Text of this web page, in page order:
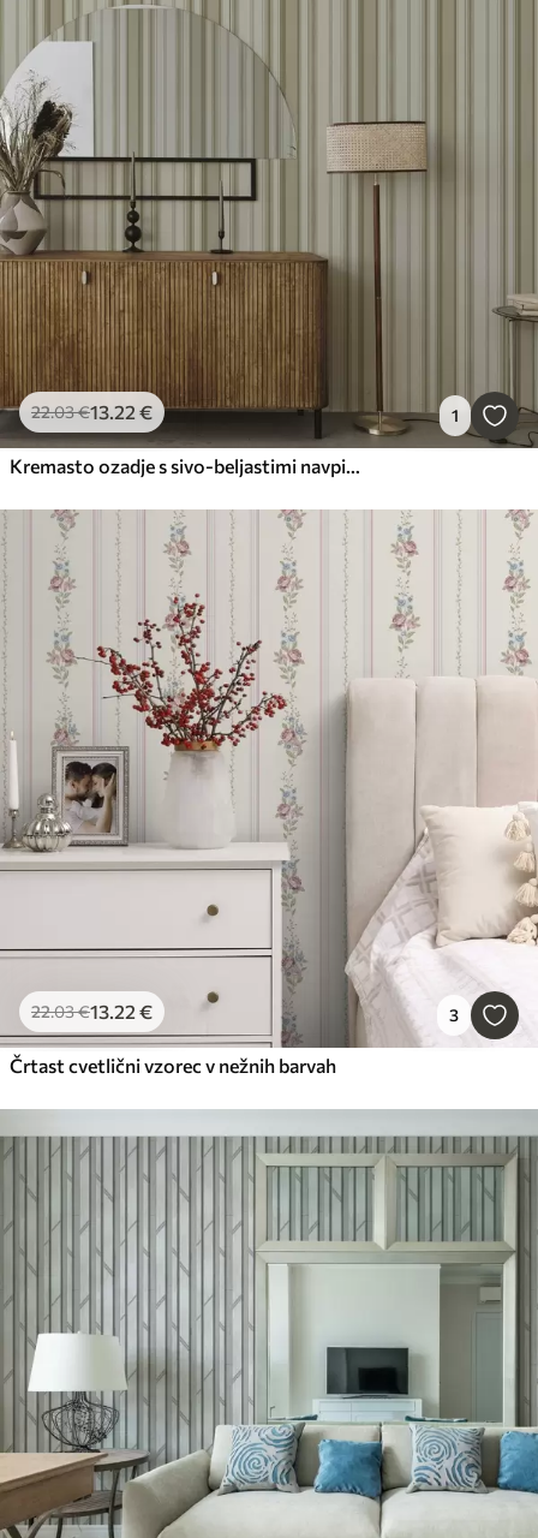
22.03€13.22€ 1
Kremasto ozadje s sivo-beljastimi navpičnimi črtami
22.03€13.22 € 3
Črtast cvetlični vzorec v nežnih barvah